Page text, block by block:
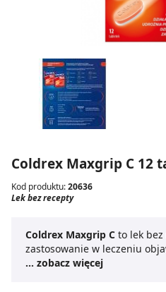
Coldrex Maxgrip C 12
Kod produktu:20636
Lek bez recepty
Coldrex Maxgrip C to lek
zastosowanie w leczeniu
Dzięki połączeniu aż pięciu
... zobacz więcej